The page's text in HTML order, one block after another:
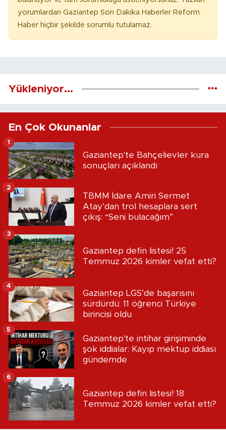
yorumlardan Gaziantep Son Dakika Haberler Reform
Haber hiçbir şekilde sorumlu tutulamaz.
Yükleniyor...
En Çok Okunanlar
Gaziantep'te Bahçelievler kura
sonuçları açıklandı
1
TBMM İdare Amiri Sermet
Atay’dan trol hesaplara sert
çıkış: “Seni bulacağım”
2
Gaziantep defin listesi! 25
Temmuz 2026 kimler vefat etti?
3
Gaziantep LGS’de başarısını
sürdürdü: 11 öğrenci Türkiye
birincisi oldu
4
Gaziantep'te intihar girişiminde
şok iddialar: Kayıp mektup iddiası
gündemde
5
Gaziantep defin listesi! 18
Temmuz 2026 kimler vefat etti?
6